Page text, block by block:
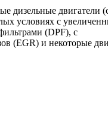
дизельные двигатели
условиях с
(DPF), с
(EGR) и некоторые